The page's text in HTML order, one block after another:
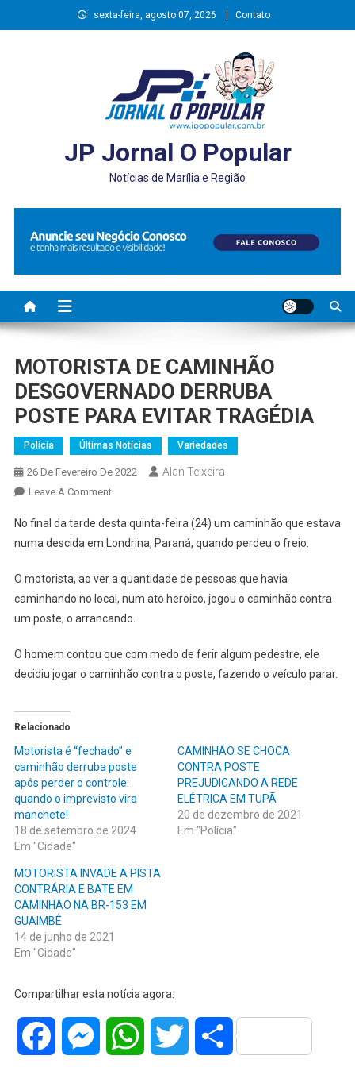
to
sexta-feira, agosto 07, 2026 Contato
JP Jornal O Popular
Notícias de Marília e Região
MOTORISTA DE CAMINHÃO
DESGOVERNADO DERRUBA
POSTE PARA EVITAR TRAGÉDIA
Polícia Últimas Notícias Variedades
26 De Fevereiro De 2022 Alan Teixeira
Leave A CommentOn
DE
CAMINHÃO
DERRUBA
POSTE
PARA
TRAGÉDIA
No final da tarde desta quinta-feira (24) um caminhão que estava
numa descida em Londrina, Paraná, quando perdeu o freio.
O motorista, ao ver a quantidade de pessoas que havia
caminhando no local, num ato heroico, jogou o caminhão contra
um poste, o arrancando.
O homem contou que com medo de ferir algum pedestre, ele
decidiu jogar o caminhão contra o poste, fazendo o veículo parar.
Relacionado
Motorista é “fechado” e
caminhão derruba poste
após perder o controle:
quando o imprevisto vira
manchete!
18 de setembro de 2024
Em "Cidade"
CAMINHÃO SE CHOCA
CONTRA POSTE
PREJUDICANDO A REDE
ELÉTRICA EM TUPÃ
20 de dezembro de 2021
Em "Polícia"
MOTORISTA INVADE A PISTA
CONTRÁRIA E BATE EM
CAMINHÃO NA BR-153 EM
GUAIMBÊ
14 de junho de 2021
Em "Cidade"
Compartilhar esta notícia agora:
Facebook MessengerWhatsAppTwitter Share